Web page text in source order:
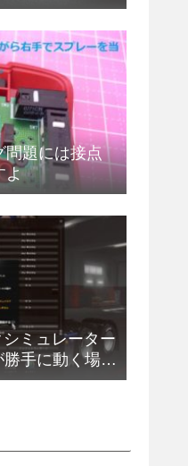
問題には接点
よ
ミュレーター
手に動く場合